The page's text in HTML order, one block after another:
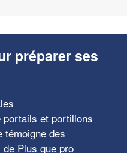
préparer ses
et portillons
témoigne des
Plus que pro